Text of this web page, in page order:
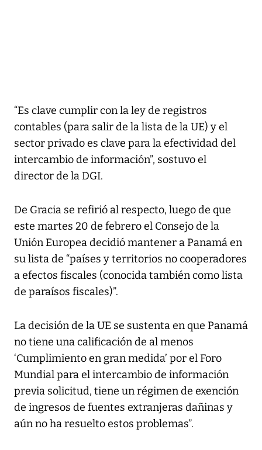
“Es clave cumplir con la ley de registros
contables (para salir de la lista de la UE) y el
sector privado es clave para la efectividad del
intercambio de información”, sostuvo el
director de la DGI.
De Gracia se refirió al respecto, luego de que
este martes 20 de febrero el Consejo de la
Unión Europea decidió mantener a Panamá en
su lista de “países y territorios no cooperadores
a efectos fiscales (conocida también como lista
de paraísos fiscales)”.
La decisión de la UE se sustenta en que Panamá
no tiene una calificación de al menos
‘Cumplimiento en gran medida’ por el Foro
Mundial para el intercambio de información
previa solicitud, tiene un régimen de exención
de ingresos de fuentes extranjeras dañinas y
aún no ha resuelto estos problemas”.